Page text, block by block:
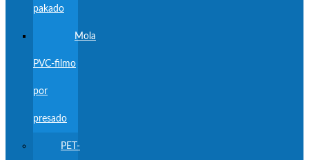
pakado
Mola
PVC-filmo
por
presado
PET-